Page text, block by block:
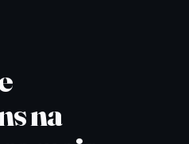
na